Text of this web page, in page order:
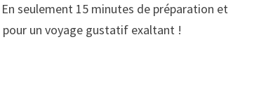
seulement 15 minutes de préparation et
pour un voyage gustatif exaltant !